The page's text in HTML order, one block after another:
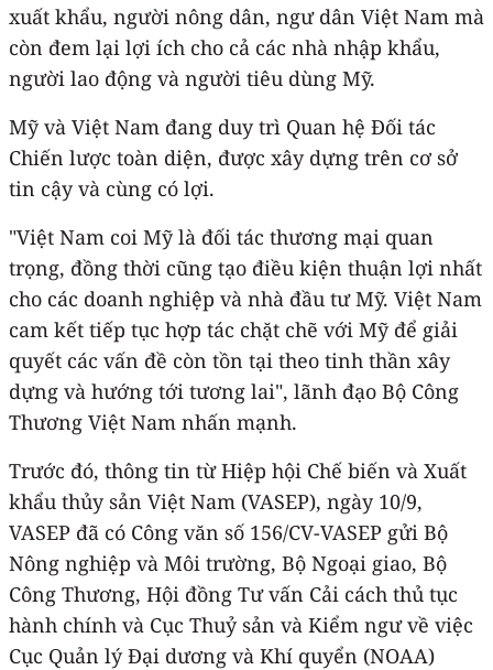
xuất khẩu, người nông dân, ngư dân Việt Nam mà
còn đem lại lợi ích cho cả các nhà nhập khẩu,
người lao động và người tiêu dùng Mỹ.
Mỹ và Việt Nam đang duy trì Quan hệ Đối tác
Chiến lược toàn diện, được xây dựng trên cơ sở
tin cậy và cùng có lợi.
"Việt Nam coi Mỹ là đối tác thương mại quan
trọng, đồng thời cũng tạo điều kiện thuận lợi nhất
cho các doanh nghiệp và nhà đầu tư Mỹ. Việt Nam
cam kết tiếp tục hợp tác chặt chẽ với Mỹ để giải
quyết các vấn đề còn tồn tại theo tinh thần xây
dựng và hướng tới tương lai", lãnh đạo Bộ Công
Thương Việt Nam nhấn mạnh.
Trước đó, thông tin từ Hiệp hội Chế biến và Xuất
khẩu thủy sản Việt Nam (VASEP), ngày 10/9,
VASEP đã có Công văn số 156/CV-VASEP gửi Bộ
Nông nghiệp và Môi trường, Bộ Ngoại giao, Bộ
Công Thương, Hội đồng Tư vấn Cải cách thủ tục
hành chính và Cục Thuỷ sản và Kiểm ngư về việc
Cục Quản lý Đại dương và Khí quyển (NOAA)